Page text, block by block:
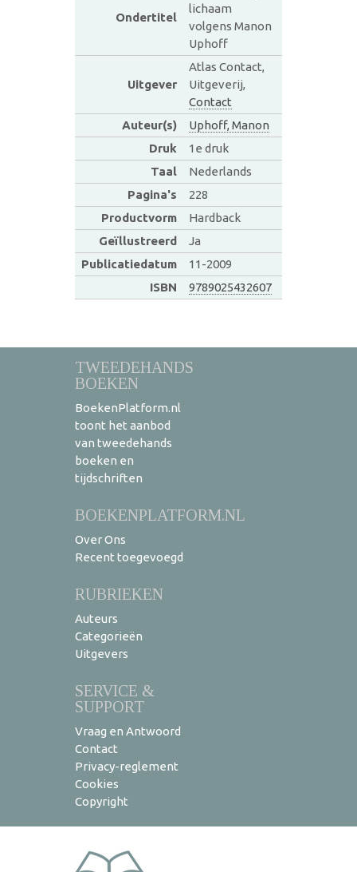
Ondertitel
lichaam
volgens Manon
Uphoff
Uitgever
Atlas Contact,
Uitgeverij,
Contact
Auteur(s)
Uphoff, Manon
Druk
1e druk
Taal
Nederlands
Pagina's
228
Productvorm
Hardback
Geïllustreerd
Ja
Publicatiedatum
11-2009
ISBN
9789025432607
TWEEDEHANDS
BOEKEN
BoekenPlatform.nl
toont het aanbod
van tweedehands
boeken en
tijdschriften
BOEKENPLATFORM.NL
Over Ons
Recent toegevoegd
RUBRIEKEN
Auteurs
Categorieën
Uitgevers
SERVICE &
SUPPORT
Vraag en Antwoord
Contact
Privacy-reglement
Cookies
Copyright